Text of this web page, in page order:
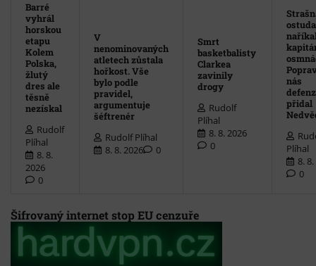
Barré
vyhrál
horskou
etapu
Kolem
Polska,
žlutý
dres ale
těsně
nezískal
Rudolf
Plíhal
8. 8.
2026
0
V
nenominovaných
atletech zůstala
hořkost. Vše
bylo podle
pravidel,
argumentuje
šéftrenér
Rudolf Plíhal
8. 8. 2026
0
Smrt
basketbalisty
Clarkea
zavinily
drogy
Rudolf
Plíhal
8. 8. 2026
0
nás
přidal
Plíhal
8.
0
Šifrovaný internet stop EU cenzuře